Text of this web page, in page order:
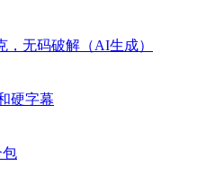
，无码破解（AI生成）
硬字幕
包